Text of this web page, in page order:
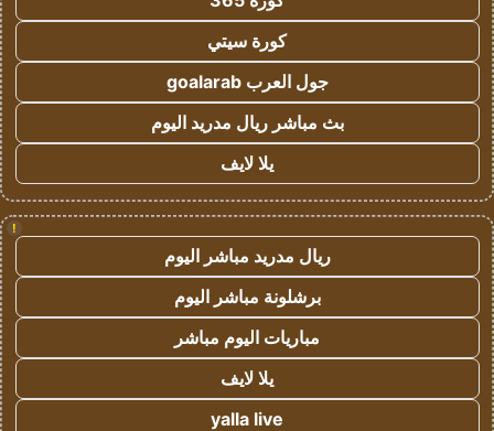
كورة سيتي
جول العرب goalarab
بث مباشر ريال مدريد اليوم
يلا لايف
!
ريال مدريد مباشر اليوم
برشلونة مباشر اليوم
مباريات اليوم مباشر
يلا لايف
yalla live